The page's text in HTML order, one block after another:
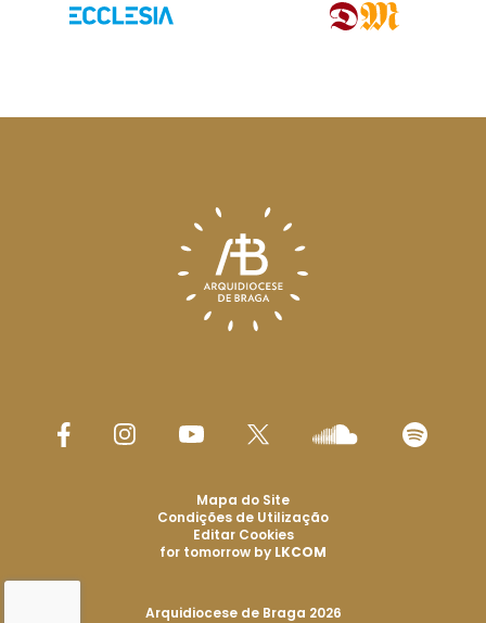
Arquidiocese de Braga 2026
Mapa do Site
Condições de Utilização
Editar Cookies
for tomorrow by LKCOM